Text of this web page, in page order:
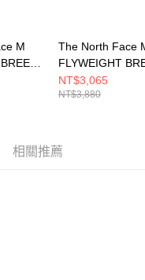
M
- AP
The North Face
FLYWEIGHT
WIND JACKET -
男 風衣外套
NT$3,065
NT$3,880
相關推薦